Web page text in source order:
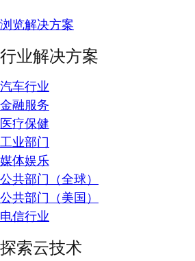
浏览解决方案
行业解决方案
汽车行业
金融服务
医疗保健
工业部门
媒体娱乐
公共部门（全球）
公共部门（美国）
电信行业
探索云技术